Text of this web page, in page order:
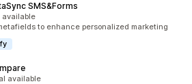
SMS&Forms
available
to enhance personalized marketing
available